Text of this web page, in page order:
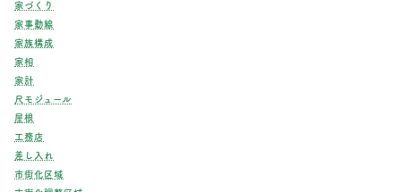
家づくり
家事動線
家族構成
家相
家計
尺モジュール
屋根
工務店
差し入れ
市街化区域